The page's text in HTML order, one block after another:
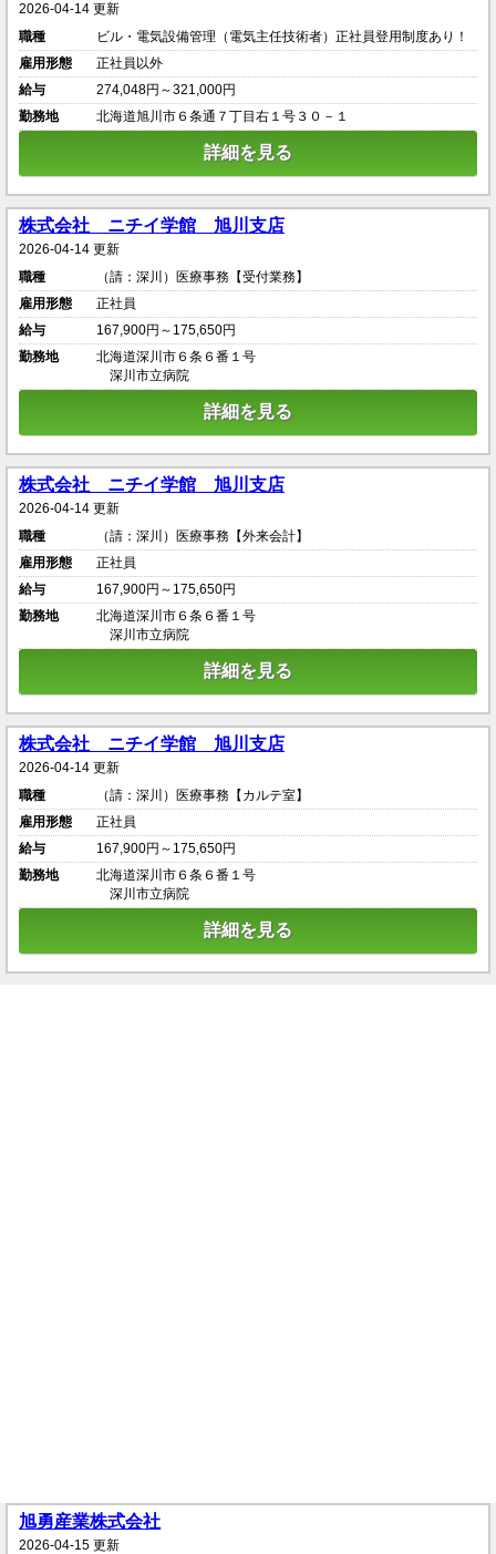
2026-04-14 更新
職種
ビル・電気設備管理（電気主任技術者）正社員登用制度あり！
雇用形態
正社員以外
給与
274,048円～321,000円
勤務地
北海道旭川市６条通７丁目右１号３０－１
詳細を見る
株式会社 ニチイ学館 旭川支店
2026-04-14 更新
職種
（請：深川）医療事務【受付業務】
雇用形態
正社員
給与
167,900円～175,650円
勤務地
北海道深川市６条６番１号
深川市立病院
詳細を見る
株式会社 ニチイ学館 旭川支店
2026-04-14 更新
職種
（請：深川）医療事務【外来会計】
雇用形態
正社員
給与
167,900円～175,650円
勤務地
北海道深川市６条６番１号
深川市立病院
詳細を見る
株式会社 ニチイ学館 旭川支店
2026-04-14 更新
職種
（請：深川）医療事務【カルテ室】
雇用形態
正社員
給与
167,900円～175,650円
勤務地
北海道深川市６条６番１号
深川市立病院
詳細を見る
旭勇産業株式会社
2026-04-15 更新